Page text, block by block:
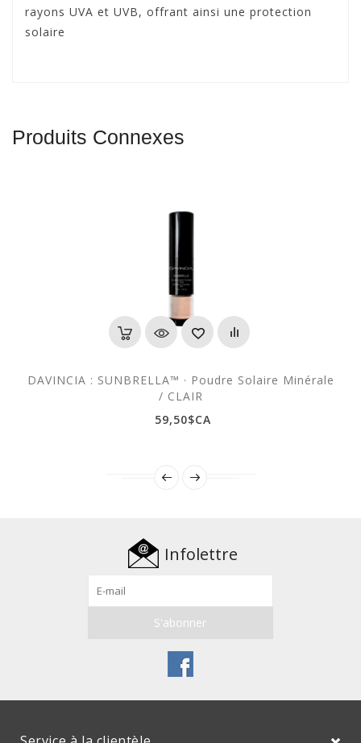
rayons UVA et UVB, offrant ainsi une protection
solaire
Produits Connexes
DAVINCIA : SUNBRELLA™ · Poudre Solaire Minérale
/ CLAIR
59,50$CA
Infolettre